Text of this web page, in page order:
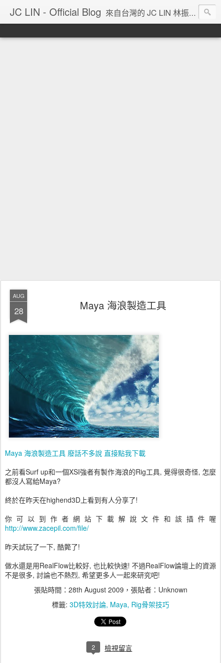
JC LIN - Official Blog 來自台灣的 JC LIN 林振宇 的部落格
AUG
28 Maya 海浪製造工具
Maya 海浪製造工具 廢話不多說 直接點我下載
之前看Surf up和一個XSI強者有製作海浪的Rig工具, 覺得很奇怪, 怎麼
都沒人寫給Maya?
終於在昨天在highend3D上看到有人分享了!
你可以到作者網站下載解說文件和該插件喔
http://www.zacepil.com/file/
昨天試玩了一下, 酷斃了!
做水還是用RealFlow比較好, 也比較快速! 不過RealFlow論壇上的資源
不是很多, 討論也不熱烈, 希望更多人一起來研究吧!
張貼時間： 28th August 2009 ，張貼者：Unknown
標籤: 3D特效討論 Maya Rig骨架技巧
2 檢視留言